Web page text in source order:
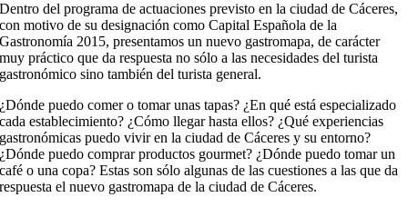
Dentro del programa de actuaciones previsto en la ciudad de Cáceres,
con motivo de su designación como Capital Española de la
Gastronomía 2015, presentamos un nuevo gastromapa, de carácter
muy práctico que da respuesta no sólo a las necesidades del turista
gastronómico sino también del turista general.
¿Dónde puedo comer o tomar unas tapas? ¿En qué está especializado
cada establecimiento? ¿Cómo llegar hasta ellos? ¿Qué experiencias
gastronómicas puedo vivir en la ciudad de Cáceres y su entorno?
¿Dónde puedo comprar productos gourmet? ¿Dónde puedo tomar un
café o una copa? Estas son sólo algunas de las cuestiones a las que da
respuesta el nuevo gastromapa de la ciudad de Cáceres.